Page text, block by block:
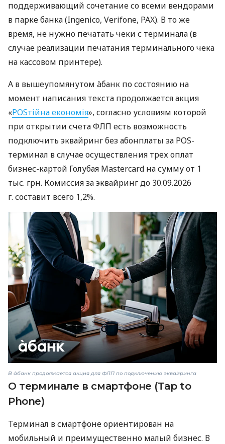
поддерживающий сочетание со всеми вендорами
в парке банка (Ingenico, Verifone, PAX). В то же
время, не нужно печатать чеки с терминала (в
случае реализации печатания терминального чека
на кассовом принтере).
А в вышеупомянутом àбанк по состоянию на
момент написания текста продолжается акция
«POSтійна економія», согласно условиям которой
при открытии счета ФЛП есть возможность
подключить эквайринг без абонплаты за POS-
терминал в случае осуществления трех оплат
бизнес-картой Голубая Mastercard на сумму от 1
тыс. грн. Комиссия за эквайринг до 30.09.2026
г. составит всего 1,2%.
В àбанк продолжается акция для ФЛП по подключению эквайринга
О терминале в смартфоне (Tap to
Phone)
Терминал в смартфоне ориентирован на
мобильный и преимущественно малый бизнес. В